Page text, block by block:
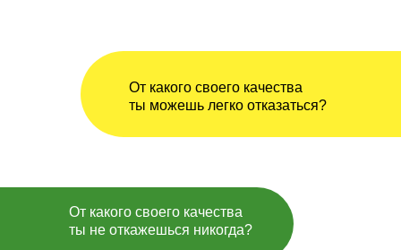
От какого своего качества
ты не откажешься никогда?
От какого своего качества
ты можешь легко отказаться?